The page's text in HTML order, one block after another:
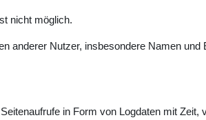
nicht möglich.
anderer Nutzer, insbesondere Namen
in Form von Logdaten mit